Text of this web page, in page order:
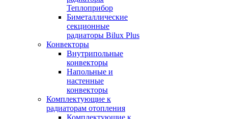
Теплоприбор
Биметаллические
секционные
радиаторы Bilux Plus
Конвекторы
Внутрипольные
конвекторы
Напольные и
настенные
конвекторы
Комплектующие к
радиаторам отопления